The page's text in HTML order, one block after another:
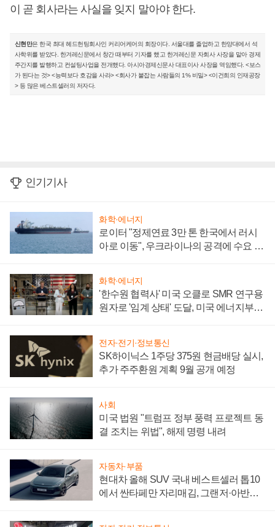
이 곧 회사라는 사실을 잊지 말아야 한다.
신현만은 한국 최대 헤드헌팅회사인 커리어케어의 회장이다. 서울대를 졸업하고 한양대에서 석
사학위를 받았다. 한겨레신문에서 창간 때부터 기자를 했고 한겨레신문 자회사 사장을 맡아 경제
주간지를 발행하고 컨설팅사업을 전개했다. 아시아경제신문사 대표이사 사장을 역임했다. <보스
가 된다는 것> <능력보다 호감을 사라> <회사가 붙잡는 사람들의 1% 비밀> <이건희의 인재공장
> 등 많은 베스트셀러의 저자다.
인기기사
화학·에너지
로이터 "정제연료 3만 톤 한국에서 러시
아로 이동", 우크라이나의 공격에 수요 늘
화학·에너지
'한수원 협력사' 미국 오클로 SMR 연구용
원자로 '임계 상태' 도달, 미국 에너지부
전자·전기·정보통신
SK하이닉스 1주당 375원 현금배당 실시,
추가 주주환원 계획 9월 공개 예정
사회
미국 법원 "트럼프 정부 풍력 프로젝트 동
결 조치는 위법", 해제 명령 내려
자동차·부품
현대차 올해 SUV 국내 베스트셀러 톱10
에서 싼타페만 자리매김, 그랜저·아반떼